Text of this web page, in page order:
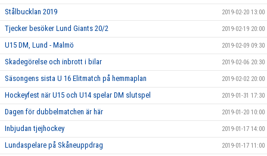
Stålbucklan 2019 2019-02-20 13:00
Tjecker besöker Lund Giants 20/2 2019-02-19 20:00
U15 DM, Lund - Malmö 2019-02-09 09:30
Skadegörelse och inbrott i bilar 2019-02-06 20:30
Säsongens sista U 16 Elitmatch på hemmaplan 2019-02-02 20:00
Hockeyfest när U15 och U14 spelar DM slutspel 2019-01-31 17:30
Dagen för dubbelmatchen är här 2019-01-20 10:00
Inbjudan tjejhockey 2019-01-17 14:00
Lundaspelare på Skåneuppdrag 2019-01-17 11:00